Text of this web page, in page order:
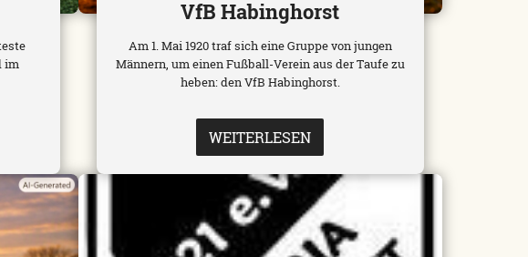
im
VfB Habinghorst
Am 1. Mai 1920 traf sich eine Gruppe von jungen
Männern, um einen Fußball-Verein aus der Taufe zu
heben: den VfB Habinghorst.
WEITERLESEN